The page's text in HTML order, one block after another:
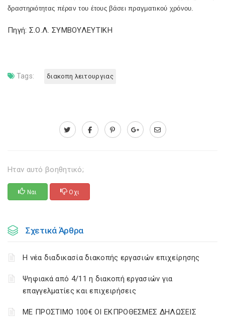
δραστηριότητας πέραν του έτους βάσει πραγματικού χρόνου.
Πηγή: Σ.Ο.Λ. ΣΥΜΒΟΥΛΕΥΤΙΚΗ
Tags: διακοπη λειτουργιας
Ηταν αυτό βοηθητικό;
Ναι Οχι
Σχετικά Άρθρα
Η νέα διαδικασία διακοπής εργασιών επιχείρησης
Ψηφιακά από 4/11 η διακοπή εργασιών για
επαγγελματίες και επιχειρήσεις
ΜΕ ΠΡΟΣΤΙΜΟ 100€ ΟΙ ΕΚΠΡΟΘΕΣΜΕΣ ΔΗΛΩΣΕΙΣ